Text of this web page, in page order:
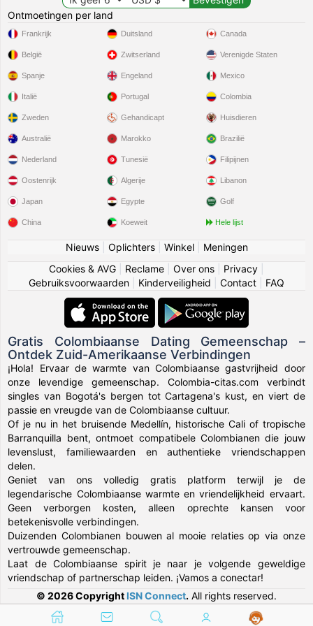
Ontmoetingen per land
Frankrijk
België
Spanje
Italië
Zweden
Duitsland
Zwitserland
Engeland
Portugal
Gehandicapt
Canada
Verenigde Staten
Mexico
Colombia
Huisdieren
Australië
Nederland
Oostenrijk
Japan
China
Marokko
Tunesië
Algerije
Egypte
Koeweit
Brazilië
Filipijnen
Libanon
Golf
Hele lijst
Nieuws| Oplichters| Winkel| Meningen
Cookies & AVG
Reclame Over ons Privacy
Gebruiksvoorwaarden
Kinderveiligheid Contact FAQ
Gratis Colombiaanse Dating Gemeenschap –
Ontdek Zuid-Amerikaanse Verbindingen
¡Hola! Ervaar de warmte van Colombiaanse gastvrijheid door
onze levendige gemeenschap. Colombia-citas.com verbindt
singles van Bogotá's bergen tot Cartagena's kust, en viert de
passie en vreugde van de Colombiaanse cultuur.
Of je nu in het bruisende Medellín, historische Cali of tropische
Barranquilla bent, ontmoet compatibele Colombianen die jouw
levenslust, familiewaarden en authentieke vriendschappen
delen.
Geniet van ons volledig gratis platform terwijl je de
legendarische Colombiaanse warmte en vriendelijkheid ervaart.
Geen verborgen kosten, alleen oprechte kansen voor
betekenisvolle verbindingen.
Duizenden Colombianen bouwen al mooie relaties op via onze
vertrouwde gemeenschap.
Laat de Colombiaanse spirit je naar je volgende geweldige
vriendschap of partnerschap leiden. ¡Vamos a conectar!
© 2026 Copyright ISN Connect. All rights reserved.